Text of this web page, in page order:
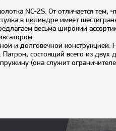
NC-2S. От отличается
в цилиндре имеет
весьма широкий
и долговечной
состоящий всего из двух
(она служит